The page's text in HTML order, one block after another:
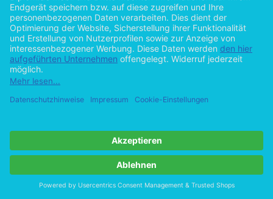
Hilfe/FAQ
Impressum
Datenschutz
AGB
Vertrag widerrufen
Zur Desktop-Version
Copyright ©Imprint in der Bedey & Thoms Media GmbH
Cookie-Einstellungen